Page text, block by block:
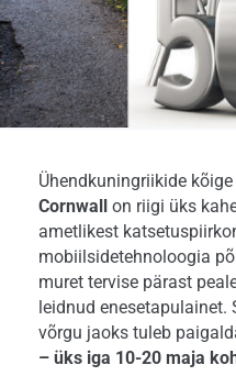
Ühendkuningriikide
Cornwall on riigi üks
ametlikest
mobiilsidetehnoloogia
muret tervise pärast
leidnud enesetapulainet.
võrgu jaoks tuleb
– üks iga 10-20 maja